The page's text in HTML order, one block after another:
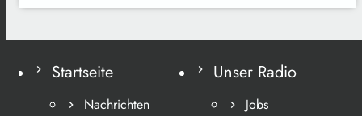
Startseite
Nachrichten
Unser Radio
Jobs